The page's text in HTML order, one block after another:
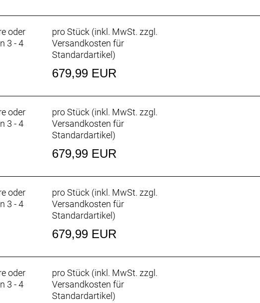
oder
3 - 4
pro Stück (inkl. MwSt. zzgl.
Versandkosten für
Standardartikel)
679,99 EUR
oder
3 - 4
pro Stück (inkl. MwSt. zzgl.
Versandkosten für
Standardartikel)
679,99 EUR
oder
3 - 4
pro Stück (inkl. MwSt. zzgl.
Versandkosten für
Standardartikel)
679,99 EUR
oder
3 - 4
pro Stück (inkl. MwSt. zzgl.
Versandkosten für
Standardartikel)